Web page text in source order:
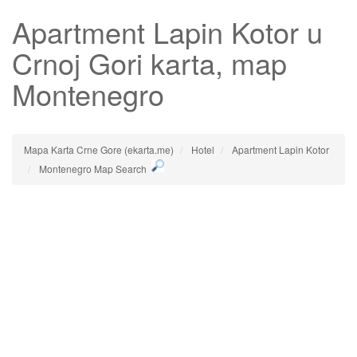
Apartment Lapin Kotor u
Crnoj Gori karta, map
Montenegro
Mapa Karta Crne Gore (ekarta.me) Hotel
Apartment Lapin Kotor
Montenegro Map Search